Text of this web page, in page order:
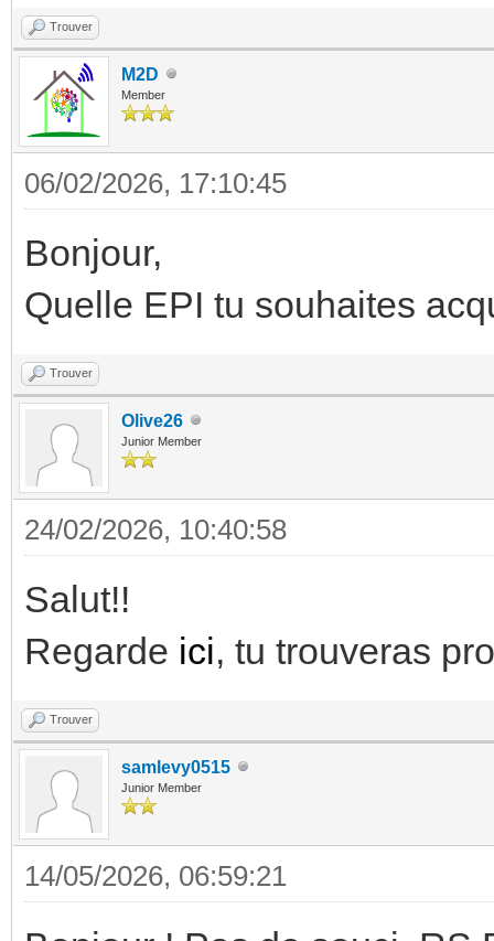
Trouver
M2D
Member
06/02/2026, 17:10:45
Bonjour,
Quelle EPI tu souhaites
Trouver
Olive26
Junior Member
24/02/2026, 10:40:58
Salut!!
Regarde ici, tu trouveras
Trouver
samlevy0515
Junior Member
14/05/2026, 06:59:21